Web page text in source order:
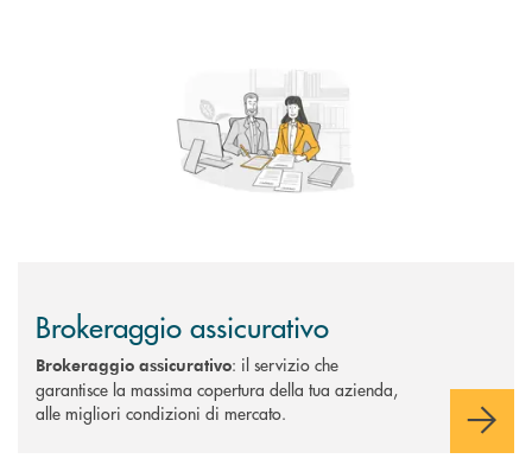
Brokeraggio assicurativo
Brokeraggio assicurativo: il servizio che
garantisce la massima copertura della tua azienda,
alle migliori condizioni di mercato.